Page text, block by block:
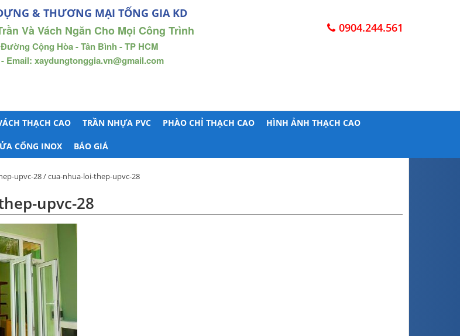
& THƯƠNG MẠI TỐNG GIA KD
Và Vách Ngăn Cho Mọi Công Trình
Cộng Hòa - Tân Bình - TP HCM
- Email: xaydungtonggia.vn@gmail.com
0904.244.561
THẠCH CAO TRẦN NHỰA PVC PHÀO CHỈ THẠCH CAO HÌNH ẢNH THẠCH CAO
CỔNG INOX BÁO GIÁ
upvc-28/ cua-nhua-loi-thep-upvc-28
upvc-28